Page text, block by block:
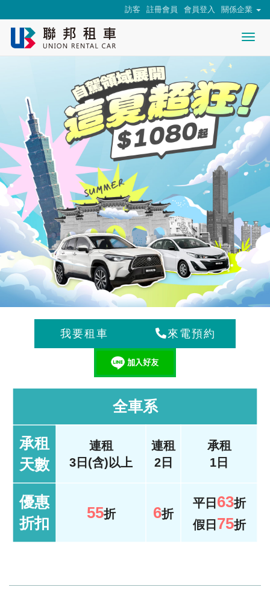
訪客 註冊會員 會員登入 關係企業
nav
來電預約
全車系
承租
天數
連租
3日(含)以上
連租
2日
承租
1日
優惠
折扣
55折 6折
平日 63折
假日 75折